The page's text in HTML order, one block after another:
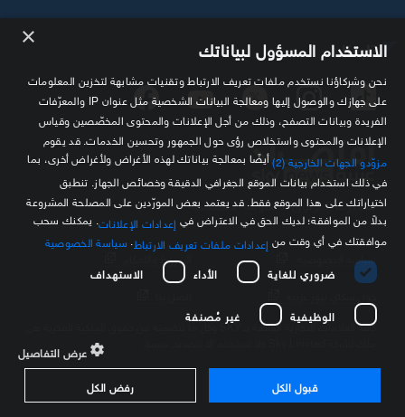
تابعنا
مصدرك الموثوق للمعلومة الاقتصادية
سياسة الخصوصية الشروط والأحكام
كافة العلامات التجارية الخاصة بـ SKY وكل ما تتضمنه من حقوق الملكية الفكرية هي
× الاستخدام المسؤول لبياناتك
نحن وشركاؤنا نستخدم ملفات تعريف الارتباط وتقنيات مشابهة لتخزين المعلومات
على جهازك والوصول إليها ومعالجة البيانات الشخصية مثل عنوان IP والمعرّفات
الفريدة وبيانات التصفح، وذلك من أجل الإعلانات والمحتوى المخصّصين وقياس
الإعلانات والمحتوى واستخلاص رؤى حول الجمهور وتحسين الخدمات. قد يقوم
مزوّدو الجهات الخارجية (2)
أيضًا بمعالجة بياناتك لهذه الأغراض ولأغراض أخرى، بما
في ذلك استخدام بيانات الموقع الجغرافي الدقيقة وخصائص الجهاز. تنطبق
اختياراتك على هذا الموقع فقط. قد يعتمد بعض المورّدين على المصلحة المشروعة
بدلاً من الموافقة؛ لديك الحق في الاعتراض في إعدادات الإعلانات . يمكنك سحب
موافقتك في أي وقت من إعدادات ملفات تعريف الارتباط سياسة الخصوصية
ضروري للغاية
الأداء الاستهداف
الوظيفية غير مُصنفة
عرض التفاصيل
قبول الكل
رفض الكل